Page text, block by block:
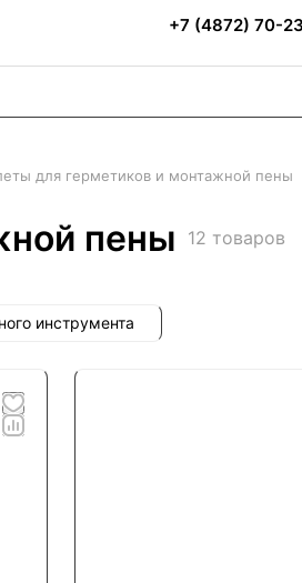
+7 (4872) 70-
для герметиков и монтажной пены
пены 12 товаров
инструмента